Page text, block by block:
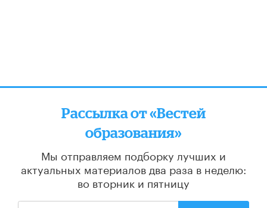
Рассылка от «Вестей
образования»
Мы отправляем подборку лучших и
актуальных материалов два раза в неделю:
во вторник и пятницу